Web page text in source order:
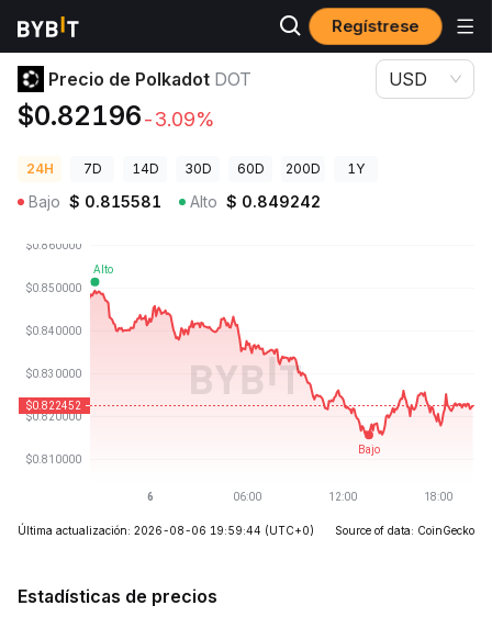
Regístrese
Precios de Criptomonedas Precio de Polkadot DOT
Precio de Polkadot DOT
$0.82196-3.09%
USD
24H 7D 14D 30D 60D 200D 1Y
Bajo $ 0.815581 Alto $ 0.849242
Última actualización: 2026-08-06 19:59:44 (UTC+0) Source of data: CoinGecko
Estadísticas de precios